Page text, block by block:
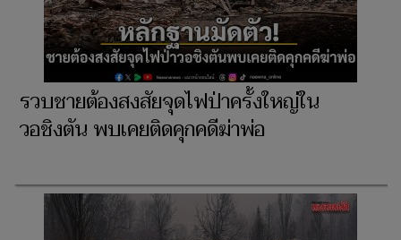
รวบชายต้องสงสัยจุดไฟป่าครั้งใหญ่ใน
วอชิงตัน พบเคยติดคุกคดีฆ่าพ่อ